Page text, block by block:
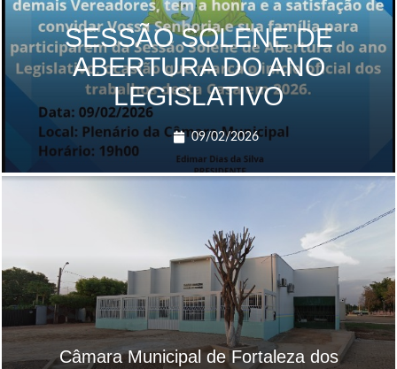
SESSÃO SOLENE DE
ABERTURA DO ANO
LEGISLATIVO
09/02/2026
Câmara Municipal de Fortaleza dos